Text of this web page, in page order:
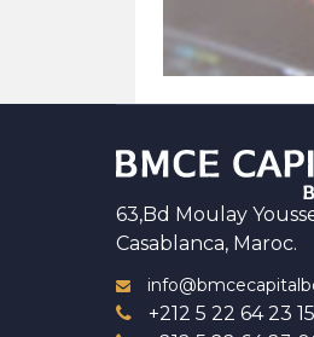
63,Bd Moulay
Casablanca, Maroc.
+212 5 22 64 23 15